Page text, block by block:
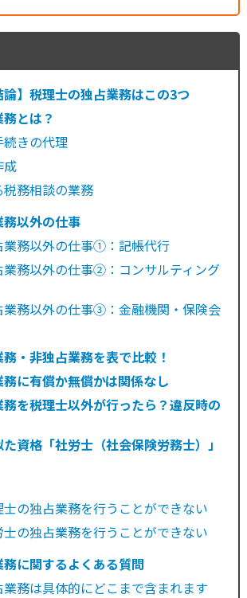
論】税理士の独占業務はこの3つ
とは？
きの代理
成
務相談の業務
以外の仕事
業務以外の仕事①：記帳代行
業務以外の仕事②：コンサルティング
業務以外の仕事③：金融機関・保険会
・非独占業務を表で比較！
に有償か無償かは関係なし
を税理士以外が行ったら？違反時の
資格「社労士（社会保険労務士）」
の独占業務を行うことができない
の独占業務を行うことができない
に関するよくある質問
務は具体的にどこまで含まれます